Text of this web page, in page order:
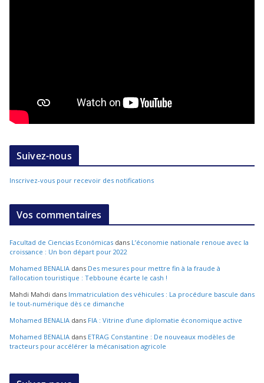
Suivez-nous
Inscrivez-vous pour recevoir des notifications
Vos commentaires
Facultad de Ciencias Económicas dans L’économie nationale renoue avec la
croissance : Un bon départ pour 2022
Mohamed BENALIA dans Des mesures pour mettre fin à la fraude à
l’allocation touristique : Tebboune écarte le cash !
Mahdi Mahdi dans Immatriculation des véhicules : La procédure bascule dans
le tout-numérique dès ce dimanche
Mohamed BENALIA dans FIA : Vitrine d’une diplomatie économique active
Mohamed BENALIA dans ETRAG Constantine : De nouveaux modèles de
tracteurs pour accélérer la mécanisation agricole